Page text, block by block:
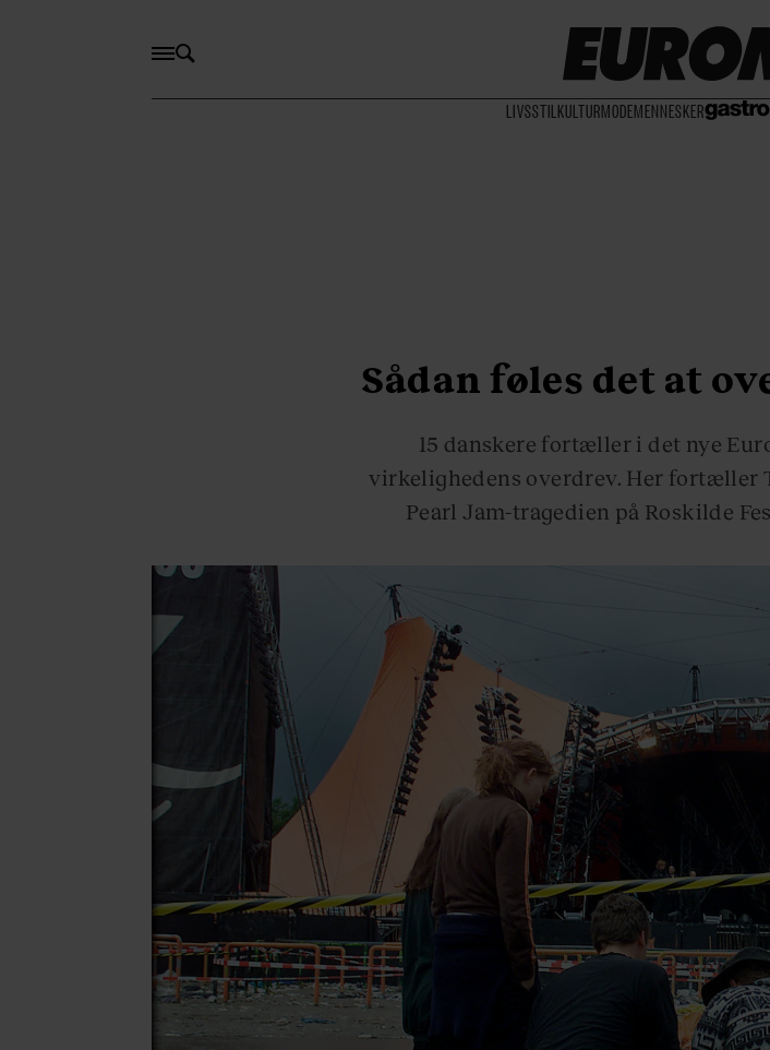
LIVSSTIL KULTURMODEMENNESKER
Sådan føles det at
15 danskere fortæller i det nye
virkelighedens overdrev. Her fortæller
Pearl Jam-tragedien på Roskilde